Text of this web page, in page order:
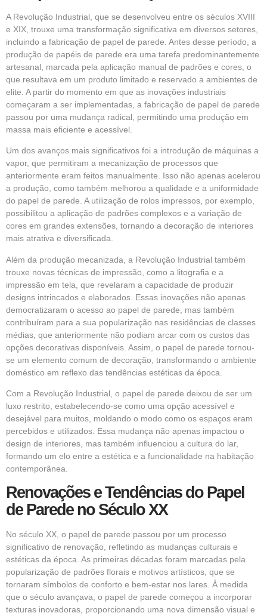
A Revolução Industrial, que se desenvolveu entre os séculos XVIII
e XIX, trouxe uma transformação significativa em diversos setores,
incluindo a fabricação de papel de parede. Antes desse período, a
produção de papéis de parede era uma tarefa predominantemente
artesanal, marcada pela aplicação manual de padrões e cores, o
que resultava em um produto limitado e reservado a ambientes de
elite. A partir do momento em que as inovações industriais
começaram a ser implementadas, a fabricação de papel de parede
passou por uma mudança radical, permitindo uma produção em
massa mais eficiente e acessível.
Um dos avanços mais significativos foi a introdução de máquinas a
vapor, que permitiram a mecanização de processos que
anteriormente eram feitos manualmente. Isso não apenas acelerou
a produção, como também melhorou a qualidade e a uniformidade
do papel de parede. A utilização de rolos impressos, por exemplo,
possibilitou a aplicação de padrões complexos e a variação de
cores em grandes extensões, tornando a decoração de interiores
mais atrativa e diversificada.
Além da produção mecanizada, a Revolução Industrial também
trouxe novas técnicas de impressão, como a litografia e a
impressão em tela, que revelaram a capacidade de produzir
designs intrincados e elaborados. Essas inovações não apenas
democratizaram o acesso ao papel de parede, mas também
contribuíram para a sua popularização nas residências de classes
médias, que anteriormente não podiam arcar com os custos das
opções decorativas disponíveis. Assim, o papel de parede tornou-
se um elemento comum de decoração, transformando o ambiente
doméstico em reflexo das tendências estéticas da época.
Com a Revolução Industrial, o papel de parede deixou de ser um
luxo restrito, estabelecendo-se como uma opção acessível e
desejável para muitos, moldando o modo como os espaços eram
percebidos e utilizados. Essa mudança não apenas impactou o
design de interiores, mas também influenciou a cultura do lar,
formando um elo entre a estética e a funcionalidade na habitação
contemporânea.
Renovações e Tendências do Papel
de Parede no Século XX
No século XX, o papel de parede passou por um processo
significativo de renovação, refletindo as mudanças culturais e
estéticas da época. As primeiras décadas foram marcadas pela
popularização de padrões florais e motivos artísticos, que se
tornaram símbolos de conforto e bem-estar nos lares. À medida
que o século avançava, o papel de parede começou a incorporar
texturas inovadoras, proporcionando uma nova dimensão visual e